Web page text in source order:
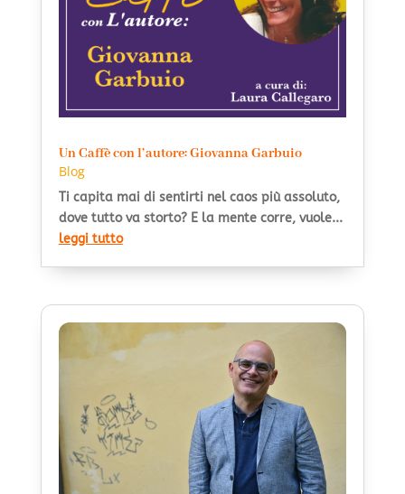
Un Caffè con l’autore: Giovanna Garbuio
Blog
Ti capita mai di sentirti nel caos più assoluto,
dove tutto va storto? E la mente corre, vuole...
leggi tutto